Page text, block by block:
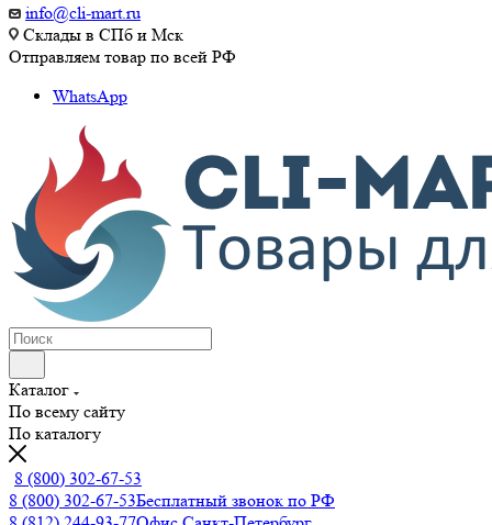
info@cli-mart.ru
Склады в СПб и Мск
Отправляем товар по всей РФ
WhatsApp
Каталог
По всему сайту
По каталогу
8 (800) 302-67-53
8 (800) 302-67-53Бесплатный звонок по РФ